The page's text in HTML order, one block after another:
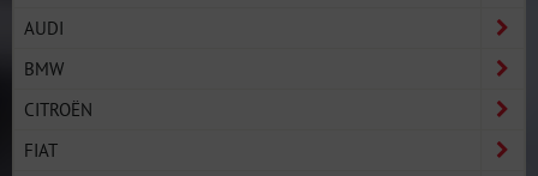
AUDI
BMW
CITROËN
FIAT